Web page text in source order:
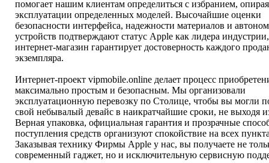
помогает нашим клиентам определиться с избранием,
эксплуатации определенных моделей. Высочайшие оценки
безопасности интерфейса, надежности материалов и
устройств подтверждают статус Apple как лидера
интернет-магазин гарантирует достоверность каждого
экземпляра.
Интернет-проект vipmobile.online делает процесс
максимально простым и безопасным. Мы организовали
эксплуатационную перевозку по Столице, чтобы вы могли
свой небывалый девайс в наикратчайшие сроки, не выходя
Верная упаковка, официальная гарантия и прозрачные
поступления средств организуют спокойствие на всех
Заказывая технику Фирмы Apple у нас, вы получаете не
современный гаджет, но и исключительную сервисную